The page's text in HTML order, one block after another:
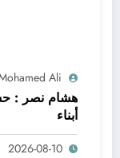
Ali
هشام نصر :
أبناء
2026-08-10